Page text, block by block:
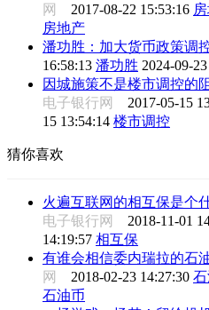
网 2017-08-22 15:53:16
房地产
潘功胜：加大货币政策调
16:58:13 潘功胜 2024-09-
因城施策不是楼市调控的
电子银行网 2017-05-15
15 13:54:14 楼市调控
猜你喜欢
火遍互联网的相互保是个
电子银行网 2018-11-01
14:19:57 相互保
有谁会相信委内瑞拉的石
网 2018-02-23 14:27:30
石油币